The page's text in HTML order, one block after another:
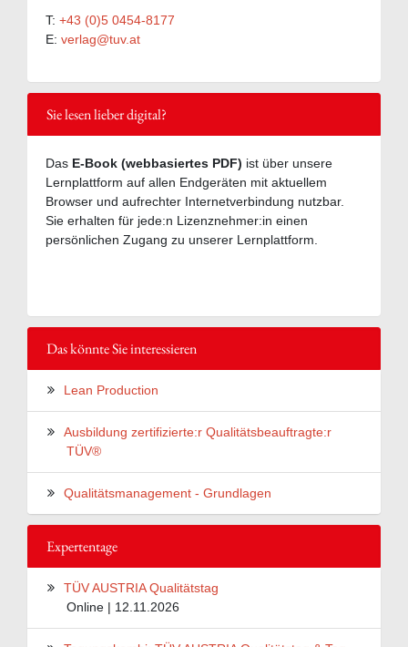
T: +43 (0)5 0454-8177
E: verlag@tuv.at
Sie lesen lieber digital?
Das E-Book (webbasiertes PDF) ist über unsere
Lernplattform auf allen Endgeräten mit aktuellem
Browser und aufrechter Internetverbindung nutzbar.
Sie erhalten für jede:n Lizenznehmer:in einen
persönlichen Zugang zu unserer Lernplattform.
Das könnte Sie interessieren
Lean Production
Ausbildung zertifizierte:r Qualitätsbeauftragte:r
TÜV®
Qualitätsmanagement - Grundlagen
Expertentage
TÜV AUSTRIA Qualitätstag
Online | 12.11.2026